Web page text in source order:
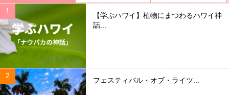
【学ぶハワイ】植物にまつわるハワイ神
話...
フェスティバル・オブ・ライツ...